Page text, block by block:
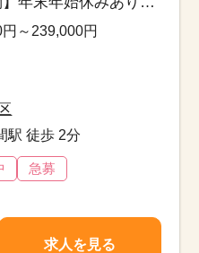
支給｜社会保険完備
～239,000円
駅 徒歩 2分
急募
求人を見る